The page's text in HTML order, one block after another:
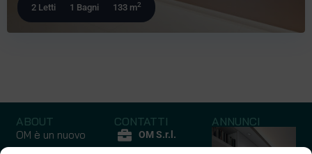
2 Letti 1 Bagni 133 m2
ABOUT
OM è un nuovo
modo di
CONTATTI
OM S.r.l.
ANNUNCI